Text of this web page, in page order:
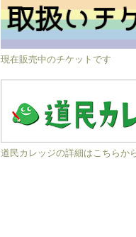
現在販売中のチケットです
道民カレッジの詳細はこちらか